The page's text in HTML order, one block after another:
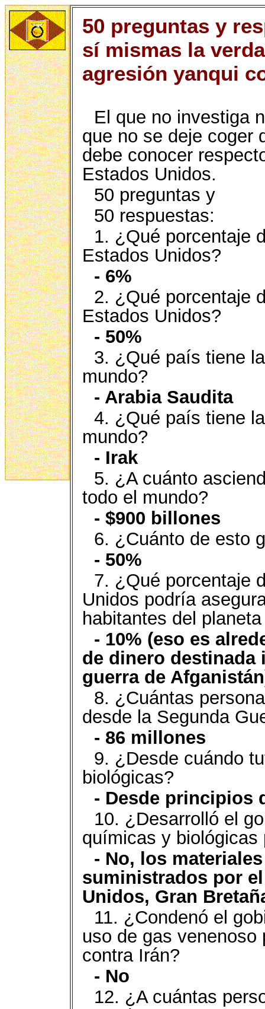
50 preguntas y
sí mismas la
agresión yanqui
El que no investiga
que no se deje coger
debe conocer
Estados Unidos.
50 preguntas y
50 respuestas:
1. ¿Qué porcentaje
Estados Unidos?
- 6%
2. ¿Qué porcentaje
Estados Unidos?
- 50%
3. ¿Qué país tiene
mundo?
- Arabia Saudita
4. ¿Qué país tiene
mundo?
- Irak
5. ¿A cuánto
todo el mundo?
- $900 billones
6. ¿Cuánto de esto
- 50%
7. ¿Qué porcentaje
Unidos podría
habitantes del
- 10% (eso es
de dinero destinada
guerra de
8. ¿Cuántas
desde la Segunda
- 86 millones
9. ¿Desde cuándo
biológicas?
- Desde principios
10. ¿Desarrolló el
químicas y biológicas
- No, los
suministrados por
Unidos, Gran
11. ¿Condenó el
uso de gas venenoso
contra Irán?
- No
12. ¿A cuántas